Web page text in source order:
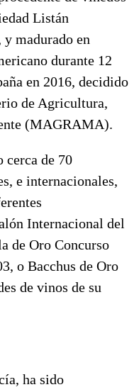
Listán
madurado en
durante 12
en 2016, decidido
de Agricultura,
(MAGRAMA).
cerca de 70
e internacionales,
Internacional del
de Oro Concurso
o Bacchus de Oro
de vinos de su
ha sido